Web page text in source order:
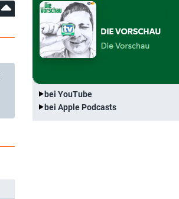
bei YouTube
bei Apple Podcasts